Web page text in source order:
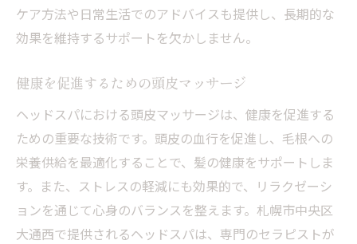
ケア方法や日常生活でのアドバイスも提供し、長期的な
効果を維持するサポートを欠かしません。
健康を促進するための頭皮マッサージ
ヘッドスパにおける頭皮マッサージは、健康を促進する
ための重要な技術です。頭皮の血行を促進し、毛根への
栄養供給を最適化することで、髪の健康をサポートしま
す。また、ストレスの軽減にも効果的で、リラクゼーシ
ョンを通じて心身のバランスを整えます。札幌市中央区
大通西で提供されるヘッドスパは、専門のセラピストが